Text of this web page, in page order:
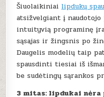
Šiuolaikiniai lipdukų
atsižvelgiant į
intuityvią programinę
sąsajas ir žingsnis po
Daugelis modelių taip
spausdinti tiesiai iš
be sudėtingų sąrankos
3 mitas: lipdukai nėra